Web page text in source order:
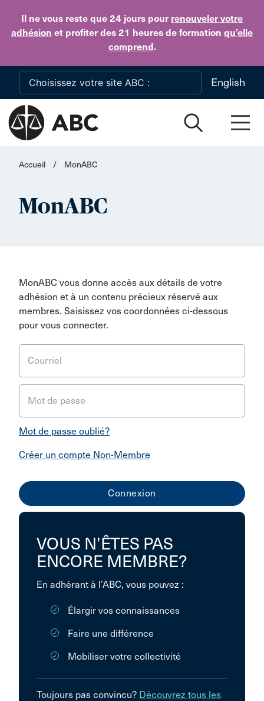
Il ne vous reste que 24 jours pour renouveler votre
adhésion et profiter des 21 heures de formation qu’elle
comprend.
Skip to main content
English
Accueil / MonABC
MonABC
MonABC vous donne accès aux détails de votre
adhésion et à un contenu précieux réservé aux
membres. Saisissez vos coordonnées ci-dessous
pour vous connecter.
Courriel
Mot de passe
Mot de passe oublié?
Créer un compte Non-Membre
VOUS N’ÊTES PAS
ENCORE MEMBRE?
En adhérant à l’ABC, vous pouvez :
Élargir vos connaissances
Faire une différence
Mobiliser votre collectivité
Toujours pas convincu? Découvrez tous les